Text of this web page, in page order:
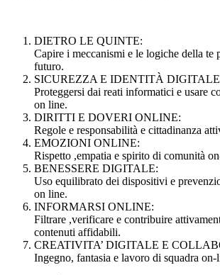
DIETRO LE QUINTE:
Capire i meccanismi e le logiche della te
futuro.
SICUREZZA E IDENTITÀ
Proteggersi dai reati informatici e usare
on line.
DIRITTI E DOVERI ONLINE:
Regole e responsabilità e cittadinanza
EMOZIONI ONLINE:
Rispetto ,empatia e spirito di comunità
BENESSERE DIGITALE:
Uso equilibrato dei dispositivi e
on line.
INFORMARSI ONLINE:
Filtrare ,verificare e contribuire
contenuti affidabili.
CREATIVITA’ DIGITALE E
Ingegno, fantasia e lavoro di squadra on-